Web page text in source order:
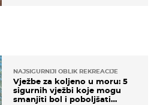
NAJSIGURNIJI OBLIK REKREACIJE
Vježbe za koljeno u moru: 5
sigurnih vježbi koje mogu
smanjiti bol i poboljšati